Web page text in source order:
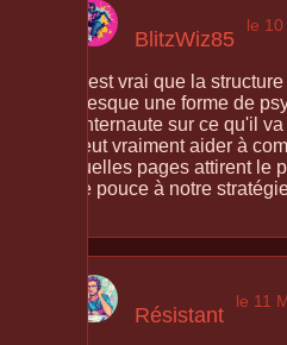
BlitzWiz85
le
C'est vrai que la
presque une forme de
l'internaute sur ce qu'il
peut vraiment aider à
quelles pages attirent le
de pouce à notre
Résistant
le 11